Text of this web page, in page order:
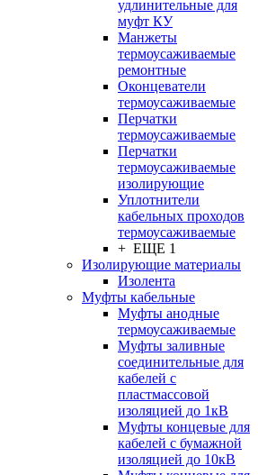
удлинительные для
муфт КУ
Манжеты
термоусаживаемые
ремонтные
Оконцеватели
термоусаживаемые
Перчатки
термоусаживаемые
Перчатки
термоусаживаемые
изолирующие
Уплотнители
кабельных проходов
термоусаживаемые
+ ЕЩЕ 1
Изолирующие материалы
Изолента
Муфты кабельные
Муфты анодные
термоусаживаемые
Муфты заливные
соединительные для
кабелей с
пластмассовой
изоляцией до 1кВ
Муфты концевые для
кабелей с бумажной
изоляцией до 10кВ